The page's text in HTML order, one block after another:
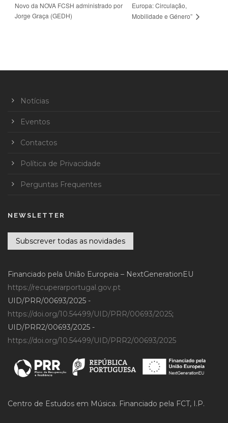
Novo da NOVA FCSH administrado por
Jorge Graça (GEDH)
Europa: Circulação,
Mobilidade e Género”
Notícias
Eventos
Contactos
Política de Privacidade
Perguntas Frequentes
NEWSLETTER
Subscrever todas as novidades
Financiado pela União Europeia – NextGenerationEU
https://recuperarportugal.gov.pt
UID/PRR/00693/2025 -
https://doi.org/10.54499/UID/PRR/00693/2025;
UID/PRR2/00693/2025 -
https://doi.org/10.54499/UID/PRR2/00693/2025
Centro de Estudos em Música. Financiado pela FCT, I.P.